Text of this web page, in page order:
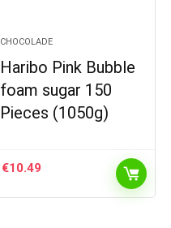
CHOCOLADE
Haribo Pink Bubble
foam sugar 150
Pieces (1050g)
€10.49